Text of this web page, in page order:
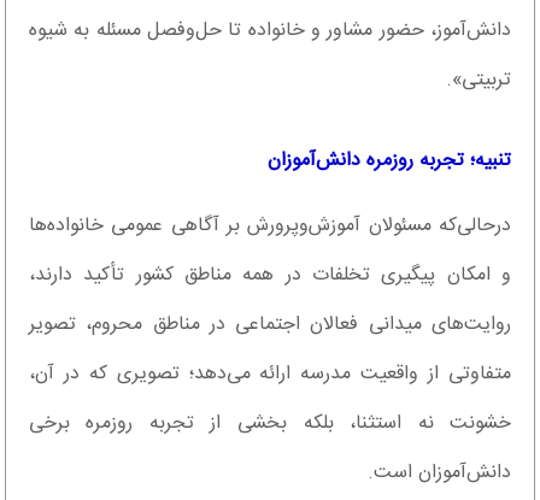
دانش‌آموز، حضور مشاور و خانواده تا حل‌وفصل مسئله به شیوه
تربیتی».
تنبیه؛ تجربه روزمره دانش‌آموزان
درحالی‌که مسئولان آموزش‌وپرورش بر آگاهی عمومی خانواده‌ها
و امکان پیگیری تخلفات در همه مناطق کشور تأکید دارند،
روایت‌های میدانی فعالان اجتماعی در مناطق محروم، تصویر
متفاوتی از واقعیت مدرسه ارائه می‌دهد؛ تصویری که در آن،
خشونت نه استثنا، بلکه بخشی از تجربه روزمره برخی
دانش‌آموزان است.